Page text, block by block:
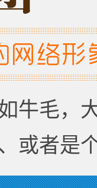
牛毛，
或者是